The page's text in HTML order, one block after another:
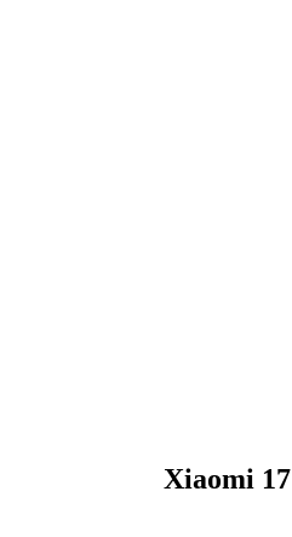
חוות דעת מומחים על Xiaomi 17